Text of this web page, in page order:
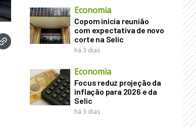
Economia
Copom inicia reunião
com expectativa de novo
corte na Selic
há 3 dias
Economia
Focus reduz projeção da
inflação para 2026 e da
Selic
há 3 dias